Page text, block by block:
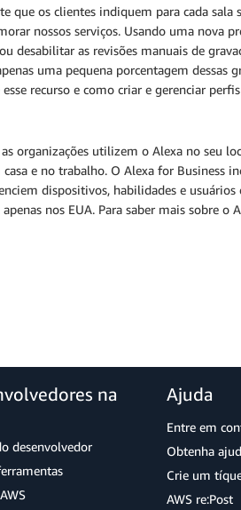
que os clientes indiquem para cada sala
nossos serviços. Usando uma nova
desabilitar as revisões manuais de
uma pequena porcentagem dessas
recurso e como criar e gerenciar
organizações utilizem o Alexa no seu
e no trabalho. O Alexa for Business
dispositivos, habilidades e
nos EUA. Para saber mais sobre o
na
desenvolvedor
Ajuda
Entre em
Obtenha
Crie um
AWS re:Post